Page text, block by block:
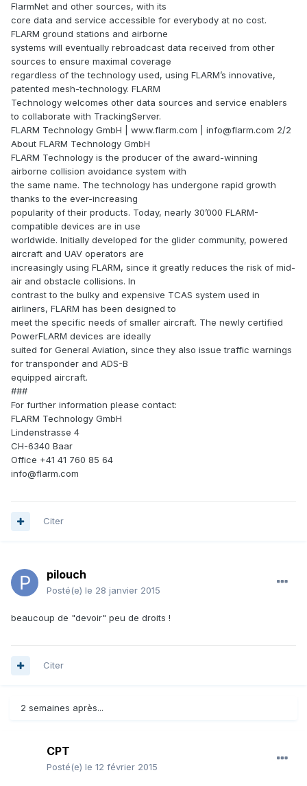
FlarmNet and other sources, with its
core data and service accessible for everybody at no cost.
FLARM ground stations and airborne
systems will eventually rebroadcast data received from other
sources to ensure maximal coverage
regardless of the technology used, using FLARM’s innovative,
patented mesh-technology. FLARM
Technology welcomes other data sources and service enablers
to collaborate with TrackingServer.
FLARM Technology GmbH | www.flarm.com | info@flarm.com 2/2
About FLARM Technology GmbH
FLARM Technology is the producer of the award-winning
airborne collision avoidance system with
the same name. The technology has undergone rapid growth
thanks to the ever-increasing
popularity of their products. Today, nearly 30’000 FLARM-
compatible devices are in use
worldwide. Initially developed for the glider community, powered
aircraft and UAV operators are
increasingly using FLARM, since it greatly reduces the risk of mid-
air and obstacle collisions. In
contrast to the bulky and expensive TCAS system used in
airliners, FLARM has been designed to
meet the specific needs of smaller aircraft. The newly certified
PowerFLARM devices are ideally
suited for General Aviation, since they also issue traffic warnings
for transponder and ADS-B
equipped aircraft.
###
For further information please contact:
FLARM Technology GmbH
Lindenstrasse 4
CH-6340 Baar
Office +41 41 760 85 64
info@flarm.com
Citer
pilouch
Posté(e) le 28 janvier 2015
beaucoup de "devoir" peu de droits !
Citer
2 semaines après...
CPT
Posté(e) le 12 février 2015